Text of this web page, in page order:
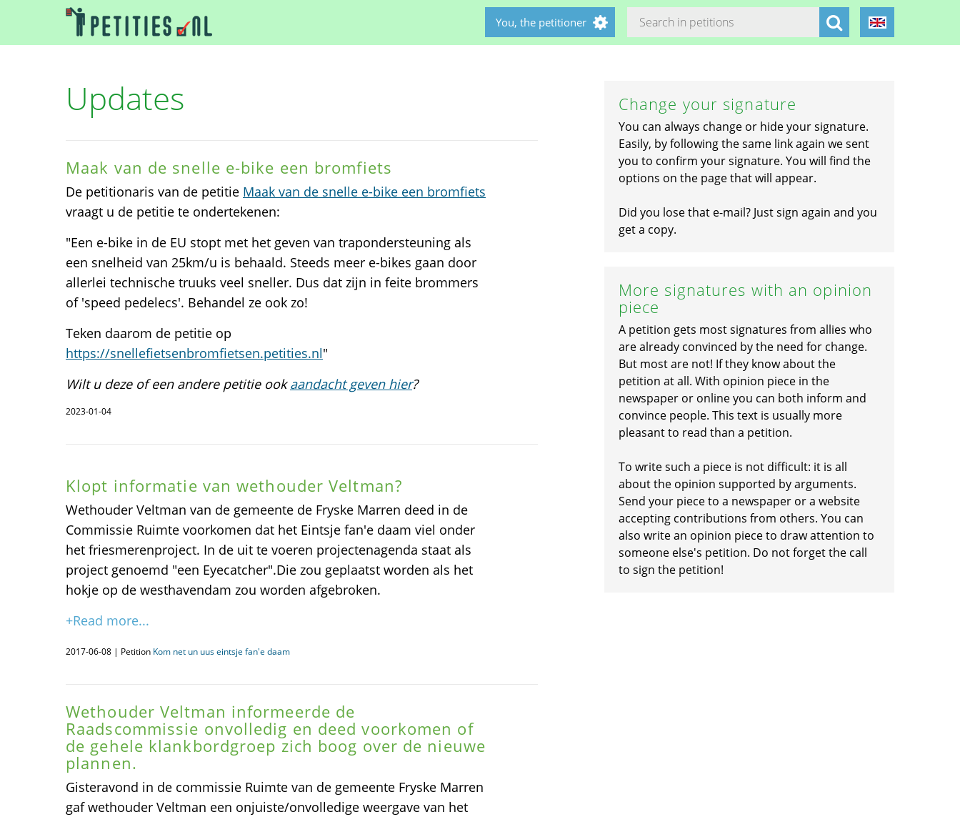
You, the petitioner
Updates
Maak van de snelle e-bike een bromfiets
De petitionaris van de petitie Maak van de snelle e-bike een bromfiets
vraagt u de petitie te ondertekenen:
"Een e-bike in de EU stopt met het geven van trapondersteuning als
een snelheid van 25km/u is behaald. Steeds meer e-bikes gaan door
allerlei technische truuks veel sneller. Dus dat zijn in feite brommers
of 'speed pedelecs'. Behandel ze ook zo!
Teken daarom de petitie op
https://snellefietsenbromfietsen.petities.nl"
Wilt u deze of een andere petitie ookaandacht geven hier?
2023-01-04
Klopt informatie van wethouder Veltman?
Wethouder Veltman van de gemeente de Fryske Marren deed in de
Commissie Ruimte voorkomen dat het Eintsje fan'e daam viel onder
het friesmerenproject. In de uit te voeren projectenagenda staat als
project genoemd "een Eyecatcher".Die zou geplaatst worden als het
hokje op de westhavendam zou worden afgebroken.
+Read more...
2017-06-08 | Petition Kom net un uus eintsje fan'e daam
Wethouder Veltman informeerde de
Raadscommissie onvolledig en deed voorkomen of
de gehele klankbordgroep zich boog over de nieuwe
plannen.
Gisteravond in de commissie Ruimte van de gemeente Fryske Marren
gaf wethouder Veltman een onjuiste/onvolledige weergave van het
Change your signature
You can always change or hide your signature.
Easily, by following the same link again we sent
you to confirm your signature. You will find the
options on the page that will appear.
Did you lose that e-mail? Just sign again and you
get a copy.
More signatures with an opinion
piece
A petition gets most signatures from allies who
are already convinced by the need for change.
But most are not! If they know about the
petition at all. With opinion piece in the
newspaper or online you can both inform and
convince people. This text is usually more
pleasant to read than a petition.
To write such a piece is not difficult: it is all
about the opinion supported by arguments.
Send your piece to a newspaper or a website
accepting contributions from others. You can
also write an opinion piece to draw attention to
someone else's petition. Do not forget the call
to sign the petition!